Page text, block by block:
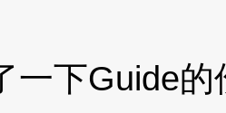
下Guide的